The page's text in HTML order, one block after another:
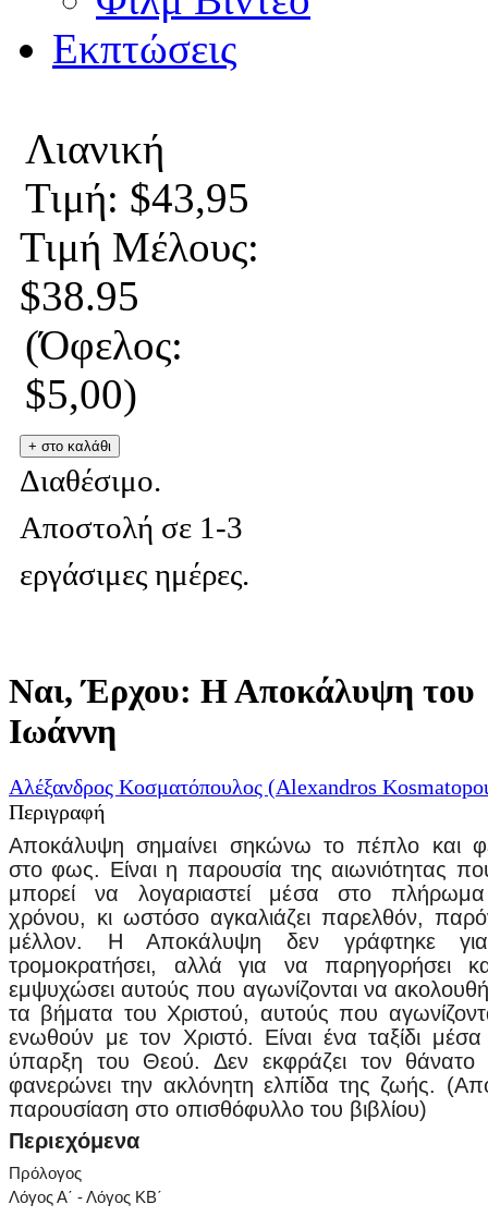
Εκπτώσεις
Λιανική
Τιμή: $43,95
Τιμή Μέλους:
$38.95
(Όφελος:
$5,00)
Διαθέσιμο.
Αποστολή σε 1-3
εργάσιμες ημέρες.
Ναι, Έρχου: Η Αποκάλυψη του
Ιωάννη
Αλέξανδρος Κοσματόπουλος (Alexandros
Περιγραφή
Αποκάλυψη σημαίνει σηκώνω το πέπλο και
στο φως. Είναι η παρουσία της αιωνιότητας
μπορεί να λογαριαστεί μέσα στο
χρόνου, κι ωστόσο αγκαλιάζει παρελθόν,
μέλλον. Η Αποκάλυψη δεν γράφτηκε
τρομοκρατήσει, αλλά για να παρηγορήσει
εμψυχώσει αυτούς που αγωνίζονται να
τα βήματα του Χριστού, αυτούς που
ενωθούν με τον Χριστό. Είναι ένα ταξίδι
ύπαρξη του Θεού. Δεν εκφράζει τον θάνατο
φανερώνει την ακλόνητη ελπίδα της ζωής.
παρουσίαση στο οπισθόφυλλο του βιβλίου)
Περιεχόμενα
Πρόλογος
Λόγος Α΄ - Λόγος ΚΒ΄